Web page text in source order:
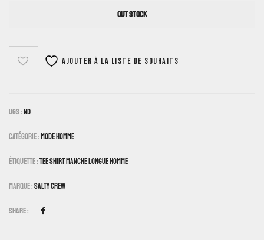
OUT STOCK
Ajouter à la liste de souhaits
UGS : ND
Catégorie : Mode Homme
Étiquette :Tee Shirt Manche Longue Homme
Marque :Salty Crew
Share :